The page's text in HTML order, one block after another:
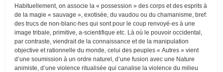
Habituellement, on associe la « possession » des corps et des esprits à
de la magie « sauvage », exotisée, du vaudou ou du chamanisme, bref:
des trucs de non-blanc-hes qui sont pour le coup renvoyé-es à une
image tribale, primitive, a-scientifique etc. Là où le pouvoir occidental,
par contraste, viendrait de la connaissance et de la manipulation
objective et rationnelle du monde, celui des peuples « Autres » vient
d’une soumission à un ordre naturel, d’une fusion avec une Nature
animiste, d’une violence ritualisée qui canalise la violence du milieu